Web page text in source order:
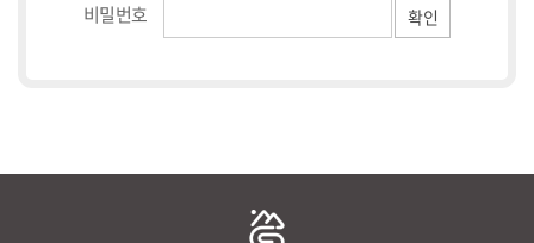
비밀번호